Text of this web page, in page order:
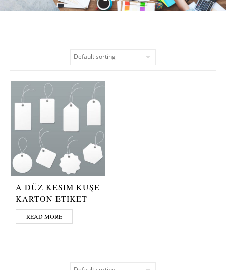
A DÜZ KESIM KUŞE
KARTON ETIKET
READ MORE